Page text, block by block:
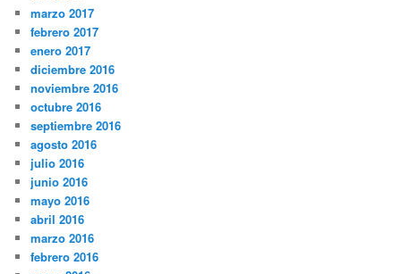
marzo 2017
febrero 2017
enero 2017
diciembre 2016
noviembre 2016
octubre 2016
septiembre 2016
agosto 2016
julio 2016
junio 2016
mayo 2016
abril 2016
marzo 2016
febrero 2016